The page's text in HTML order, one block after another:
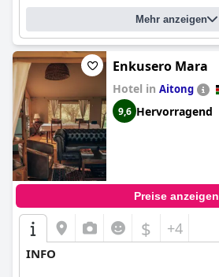
Mehr anzeigen
Enkusero Mara
Hotel in Aitong
9,6 Hervorragend
Preise anzeigen
$ +4
INFO